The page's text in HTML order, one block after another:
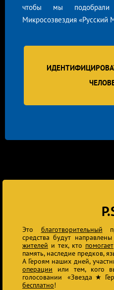
чтобы мы
Микросозвездия «Русский
Это благотворительный
средства будут
жителей и тех, кто помогает
память, наследие предков,
А Героям наших дней,
операции или тем, кого
голосовании
бесплатно!